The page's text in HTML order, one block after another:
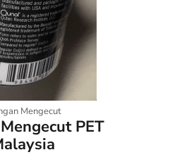
Mengecut
PET